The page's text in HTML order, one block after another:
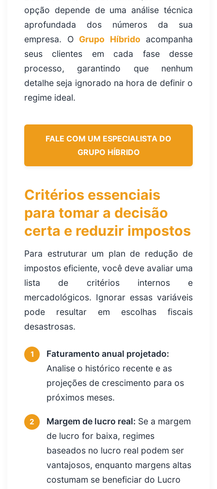
opção depende de uma análise técnica
aprofundada dos números da sua
empresa. O Grupo Híbrido acompanha
seus clientes em cada fase desse
processo, garantindo que nenhum
detalhe seja ignorado na hora de definir o
regime ideal.
FALE COM UM ESPECIALISTA DO
GRUPO HÍBRIDO
Critérios essenciais
para tomar a decisão
certa e reduzir impostos
Para estruturar um plan de redução de
impostos eficiente, você deve avaliar uma
lista de critérios internos e
mercadológicos. Ignorar essas variáveis
pode resultar em escolhas fiscais
desastrosas.
1
Faturamento anual projetado:
Analise o histórico recente e as
projeções de crescimento para os
próximos meses.
2 Margem de lucro real: Se a margem
de lucro for baixa, regimes
baseados no lucro real podem ser
vantajosos, enquanto margens altas
costumam se beneficiar do Lucro